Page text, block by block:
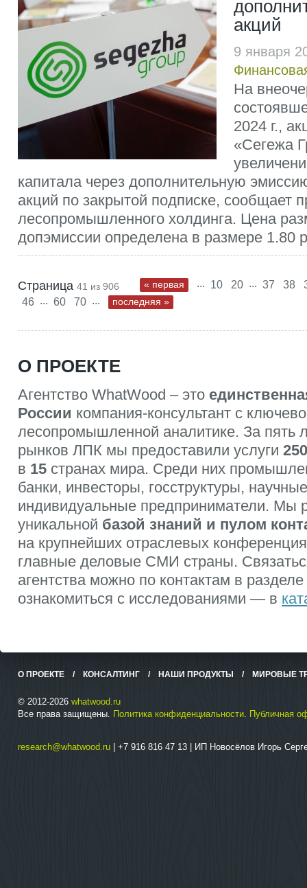
акций
9 января
На
2024 г.,
«Сегежа
капитала через дополнительную
акций по закрытой подписке, сообщает
лесопромышленного холдинга. Цена
допэмиссии определена в размере 1.80
Страница 41 из 906 « первая ... 10 20 ... 37 38
46 ... 60 70 ... последняя »
О ПРОЕКТЕ
Агентство WhatWood – это
России компания-консультант с
лесопромышленной аналитике. За пять
рынков ЛПК мы предоставили услуги 250
в 15 странах мира. Среди них
банки, инвесторы, госструктуры,
индивидуальные предприниматели. Мы
уникальной базой знаний и пулом
на крупнейших отраслевых
главные деловые СМИ страны.
агентства можно по контактам в разделе
ознакомиться с исследованиями — в
О ПРОЕКТЕ / КОНСАЛТИНГ / НАШИ ПРОДУКТЫ / МИРОВЫЕ
© 2012-2026 whatwood.ru
Все права защищены. Политика конфиденциальности. Публичная
research@whatwood.ru | +7 916 816 47 13 | ИП Новосёлов Игорь